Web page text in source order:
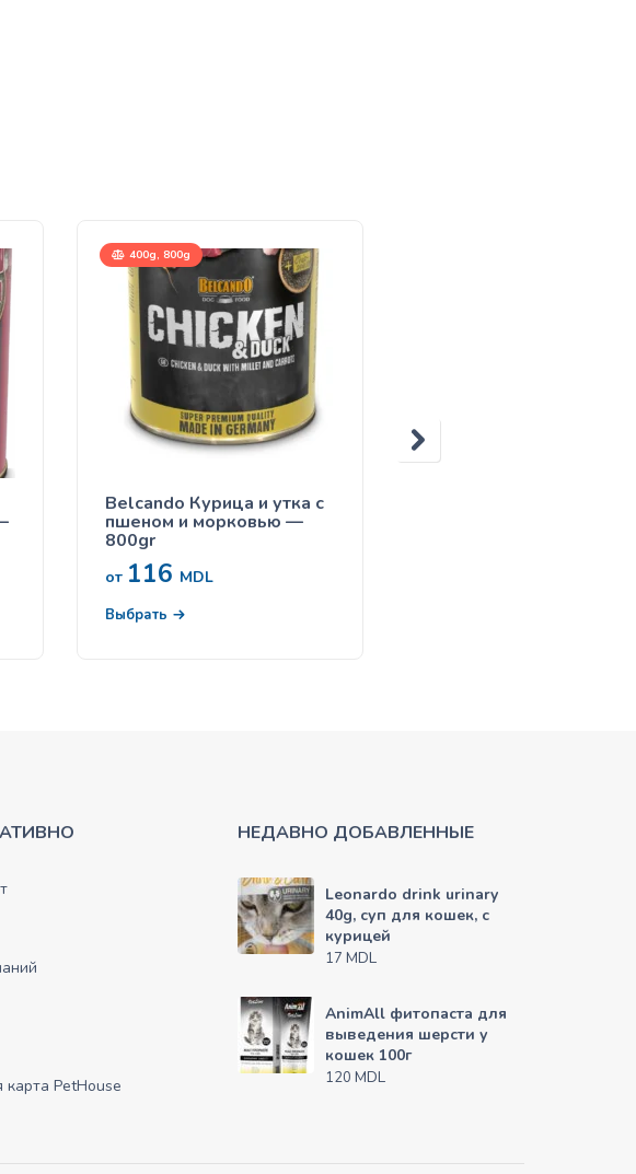
400g, 800g
Belcando Курица и утка с
пшеном и морковью —
800gr
от 116 MDL
Выбрать
карта PetHouse
НЕДАВНО ДОБАВЛЕННЫЕ
Leonardo drink urinary
40g, суп для кошек, с
курицей
17 MDL
AnimAll фитопаста для
выведения шерсти у
кошек 100г
120 MDL